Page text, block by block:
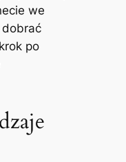
we
dobrać
po